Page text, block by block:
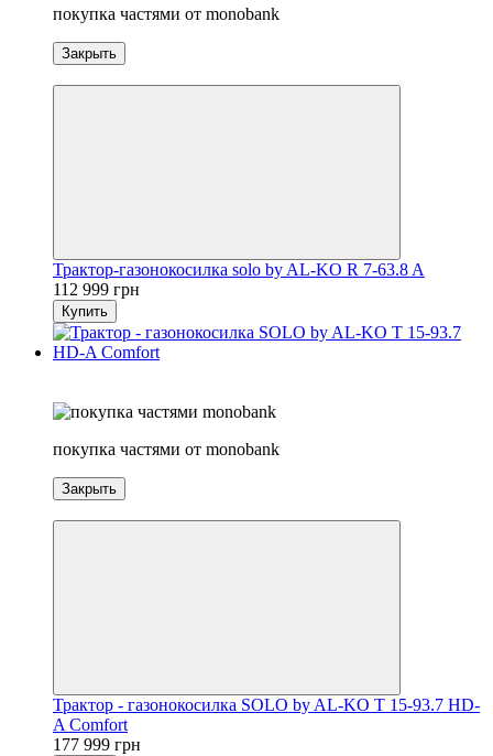
покупка частями от monobank
Закрыть
Трактор-газонокосилка solo by AL-KO R 7-63.8 A
112 999 грн
Купить
покупка частями от monobank
Закрыть
Трактор - газонокосилка SOLO by AL-KO T 15-93.7 HD-
A Comfort
177 999 грн